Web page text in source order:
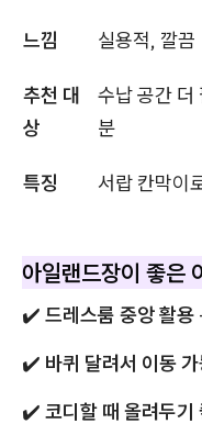
느낌 실용적, 깔끔
추천 대
상
수납 공간 더
분
특징 서랍 칸막이
아일랜드장이 좋은
✔️ 드레스룸 중앙 활용
✔️ 바퀴 달려서 이동
✔️ 코디할 때 올려두기